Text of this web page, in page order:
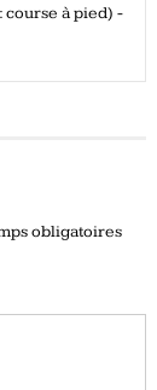
course à pied) -
obligatoires